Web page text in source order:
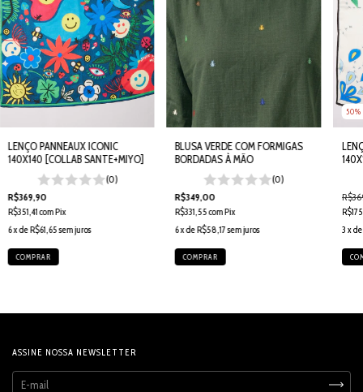
LENÇO PANNEAUX ICONIC
140X140 [COLLAB SANTE+MIYO]
(0)
R$369,90
R$351,41comPix
6x deR$61,65 sem juros
BLUSA VERDE COM FORMIGAS
BORDADAS À MÃO
(0)
R$349,00
R$331,55comPix
6x deR$58,17sem juros
50
3 x de
ASSINE NOSSA NEWSLETTER